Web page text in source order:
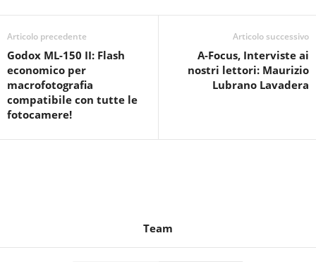
Articolo precedente
Godox ML-150 II: Flash
economico per
macrofotografia
compatibile con tutte le
fotocamere!
Articolo successivo
A-Focus, Interviste ai
nostri lettori: Maurizio
Lubrano Lavadera
Team